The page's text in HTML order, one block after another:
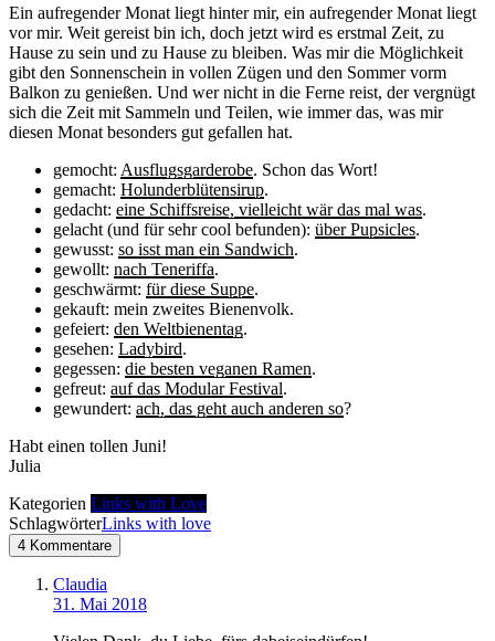
Ein aufregender Monat liegt hinter mir, ein aufregender Monat liegt
vor mir. Weit gereist bin ich, doch jetzt wird es erstmal Zeit, zu
Hause zu sein und zu Hause zu bleiben. Was mir die Möglichkeit
gibt den Sonnenschein in vollen Zügen und den Sommer vorm
Balkon zu genießen. Und wer nicht in die Ferne reist, der vergnügt
sich die Zeit mit Sammeln und Teilen, wie immer das, was mir
diesen Monat besonders gut gefallen hat.
gemocht: Ausflugsgarderobe. Schon das Wort!
gemacht: Holunderblütensirup.
gedacht: eine Schiffsreise, vielleicht wär das mal was.
gelacht (und für sehr cool befunden): über Pupsicles.
gewusst: so isst man ein Sandwich.
gewollt: nach Teneriffa.
geschwärmt: für diese Suppe.
gekauft: mein zweites Bienenvolk.
gefeiert: den Weltbienentag.
gesehen: Ladybird.
gegessen: die besten veganen Ramen.
gefreut: auf das Modular Festival.
gewundert: ach, das geht auch anderen so?
Habt einen tollen Juni!
Julia
Kategorien Links with Love
SchlagwörterLinks with love
4 Kommentare
Claudia
31. Mai 2018